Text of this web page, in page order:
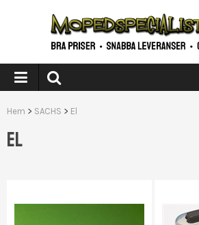
Hem > SACHS > El
EL